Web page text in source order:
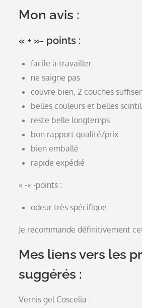
Mon avis :
« + »- points :
facile à travailler
ne saigne pas
couvre bien, 2 couches
belles couleurs et belles
reste belle longtemps
bon rapport qualité/prix
bien emballé
rapide expédié
« -« -points :
odeur très spécifique
Je recommande définitivement
Mes liens vers les
suggérés :
Vernis gel Coscelia :